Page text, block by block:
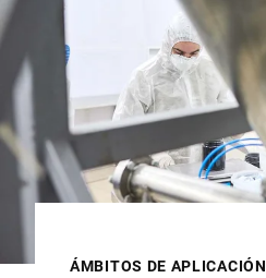
ÁMBITOS DE APLICACIÓN